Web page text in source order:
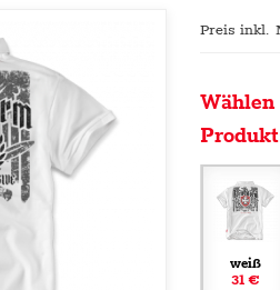
Preis inkl.
weiß
31 €